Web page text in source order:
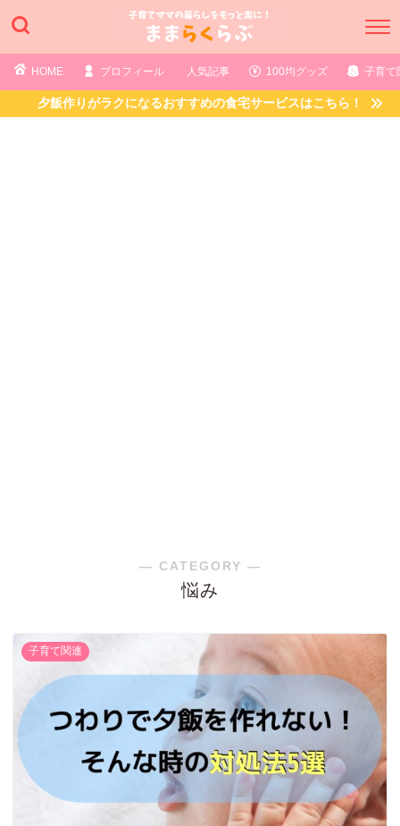
HOME プロフィール 人気記事 100均グッズ 子育て
夕飯作りがラクになるおすすめの食宅サービスはこちら！
― CATEGORY ―
悩み
子育て関連